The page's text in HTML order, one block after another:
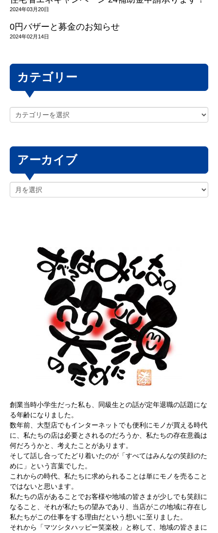
2024年03月20日
0円バザーと募金のお知らせ
2024年02月14日
カテゴリー
アーカイブ
創業当時小学生だった私も、同級生との話が定年退職の話題にな
る年齢になりました。
数年前、大型店でもインターネットでも便利にモノが買える時代
に、私たちの店は必要とされるのだろうか、私たちの存在意義は
何だろうかと、考えたことがあります。
そして話し合ってたどり着いたのが「すべてはみんなの笑顔のた
めに」という言葉でした。
これからの時代、私たちに求められることは単にモノを売ること
ではないと思います。
私たちの店があることでお客様や地域の皆さまが少しでも笑顔に
なること、それが私たちの望みであり、当店がこの地域に存在し
私たちがこの仕事をする理由だという想いに至りました。
それから「マツシタハッピー笑楽校」と称して、地域の皆さまに